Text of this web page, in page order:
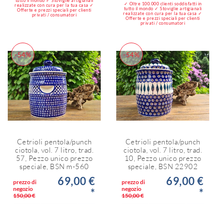
realizzate con cura per la tua casa ✓
Offerte e prezzi speciali per clienti
privati / consumatori
✓ Oltre 100.000 clienti soddisfatti in
tutto il mondo ✓ Stoviglie artigianali
realizzate con cura per la tua casa ✓
Offerte e prezzi speciali per clienti
privati / consumatori
-54%
Cetrioli pentola/punch
ciotola, vol. 7 litro, trad.
57, Pezzo unico prezzo
speciale, BSN m-560
prezzo di
negozio
150,00 €
69,00 €
*
-54%
Cetrioli pentola/punch
ciotola, vol. 7 litro, trad.
10, Pezzo unico prezzo
speciale, BSN 22902
prezzo di
negozio
150,00 €
69,00 €
*